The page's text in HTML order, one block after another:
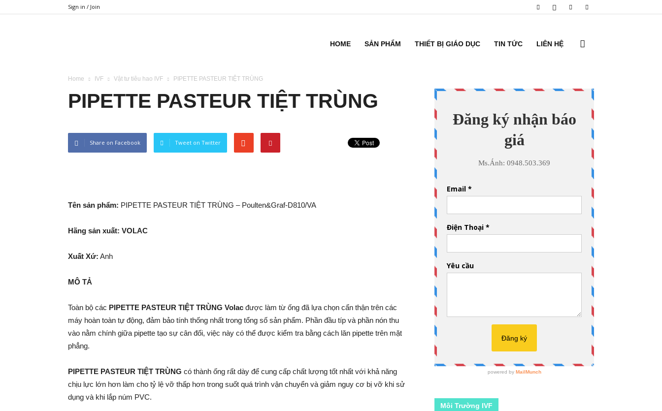
Sign in / Join
HOME SẢN PHẨM THIẾT BỊ GIÁO DỤC TIN TỨC LIÊN HỆ
Home IVF Vật tư tiêu hao IVF PIPETTE PASTEUR TIỆT TRÙNG
PIPETTE PASTEUR TIỆT TRÙNG
Share on Facebook Tweet on Twitter
Tên sản phẩm: PIPETTE PASTEUR TIỆT TRÙNG – Poulten&Graf-D810/VA
Hãng sản xuất: VOLAC
Xuất Xứ: Anh
MÔ TẢ
Toàn bộ các PIPETTE PASTEUR TIỆT TRÙNG Volac được làm từ ống đã lựa chọn cẩn thận trên các
máy hoàn toàn tự động, đảm bảo tính thống nhất trong tổng số sản phẩm. Phần đầu típ và phần nón thu
vào nằm chính giữa pipette tạo sự cân đối, việc này có thể được kiểm tra bằng cách lăn pipette trên mặt
phẳng.
PIPETTE PASTEUR TIỆT TRÙNG có thành ống rất dày để cung cấp chất lượng tốt nhất với khả năng
chịu lực lớn hơn làm cho tỷ lệ vỡ thấp hơn trong suốt quá trình vận chuyển và giảm nguy cơ bị vỡ khi sử
dụng và khi lắp núm PVC.
Môi Trường IVF